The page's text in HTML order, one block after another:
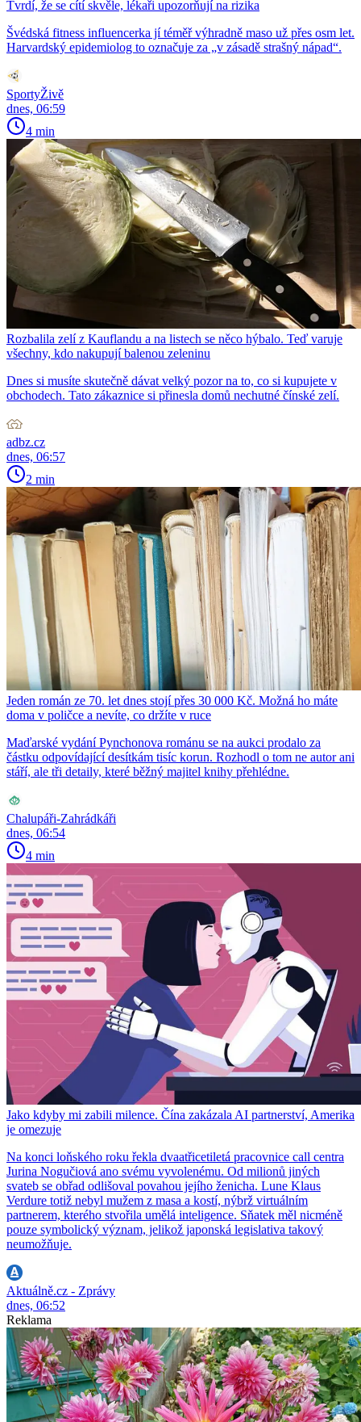
Tvrdí, že se cítí skvěle, lékaři upozorňují na rizika
Švédská fitness influencerka jí téměř výhradně maso už přes osm let.
Harvardský epidemiolog to označuje za „v zásadě strašný nápad“.
SportyŽivě
dnes, 06:59
4 min
Rozbalila zelí z Kauflandu a na listech se něco hýbalo. Teď varuje
všechny, kdo nakupují balenou zeleninu
Dnes si musíte skutečně dávat velký pozor na to, co si kupujete v
obchodech. Tato zákaznice si přinesla domů nechutné čínské zelí.
adbz.cz
dnes, 06:57
2 min
Jeden román ze 70. let dnes stojí přes 30 000 Kč. Možná ho máte
doma v poličce a nevíte, co držíte v ruce
Maďarské vydání Pynchonova románu se na aukci prodalo za
částku odpovídající desítkám tisíc korun. Rozhodl o tom ne autor ani
stáří, ale tři detaily, které běžný majitel knihy přehlédne.
Chalupáři-Zahrádkáři
dnes, 06:54
4 min
Jako kdyby mi zabili milence. Čína zakázala AI partnerství, Amerika
je omezuje
Na konci loňského roku řekla dvaatřicetiletá pracovnice call centra
Jurina Nogučiová ano svému vyvolenému. Od milionů jiných
svateb se obřad odlišoval povahou jejího ženicha. Lune Klaus
Verdure totiž nebyl mužem z masa a kostí, nýbrž virtuálním
partnerem, kterého stvořila umělá inteligence. Sňatek měl nicméně
pouze symbolický význam, jelikož japonská legislativa takový
neumožňuje.
Aktuálně.cz - Zprávy
dnes, 06:52
Reklama